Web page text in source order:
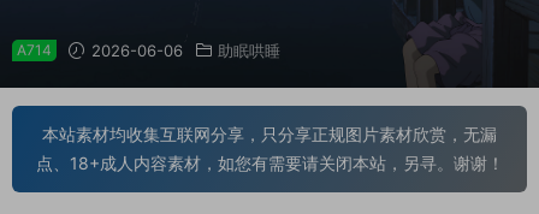
A714 2026-06-06 助眠哄睡
本站素材均收集互联网分享，只分享正规图片素材欣赏，无漏
点、18+成人内容素材，如您有需要请关闭本站，另寻。谢谢！